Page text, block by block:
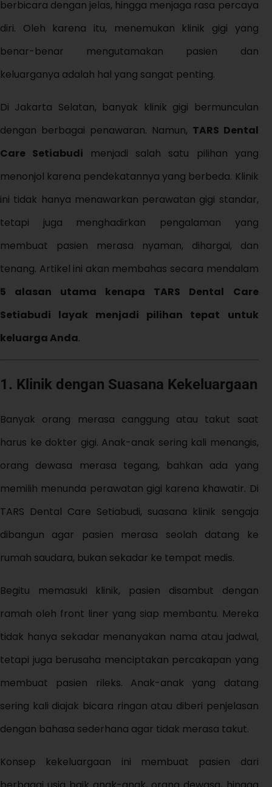
berbicara dengan jelas, hingga menjaga rasa percaya
diri. Oleh karena itu, menemukan klinik gigi yang
benar-benar mengutamakan pasien dan
keluarganya adalah hal yang sangat penting.
Di Jakarta Selatan, banyak klinik gigi bermunculan
dengan berbagai penawaran. Namun, TARS Dental
Care Setiabudi menjadi salah satu pilihan yang
menonjol karena pendekatannya yang berbeda. Klinik
ini tidak hanya menawarkan perawatan gigi standar,
tetapi juga menghadirkan pengalaman yang
membuat pasien merasa nyaman, dihargai, dan
tenang. Artikel ini akan membahas secara mendalam
5 alasan utama kenapa TARS Dental Care
Setiabudi layak menjadi pilihan tepat untuk
keluarga Anda.
1. Klinik dengan Suasana Kekeluargaan
Banyak orang merasa canggung atau takut saat
harus ke dokter gigi. Anak-anak sering kali menangis,
orang dewasa merasa tegang, bahkan ada yang
memilih menunda perawatan gigi karena khawatir. Di
TARS Dental Care Setiabudi, suasana klinik sengaja
dibangun agar pasien merasa seolah datang ke
rumah saudara, bukan sekadar ke tempat medis.
Begitu memasuki klinik, pasien disambut dengan
ramah oleh front liner yang siap membantu. Mereka
tidak hanya sekadar menanyakan nama atau jadwal,
tetapi juga berusaha menciptakan percakapan yang
membuat pasien rileks. Anak-anak yang datang
sering kali diajak bicara ringan atau diberi penjelasan
dengan bahasa sederhana agar tidak merasa takut.
Konsep kekeluargaan ini membuat pasien dari